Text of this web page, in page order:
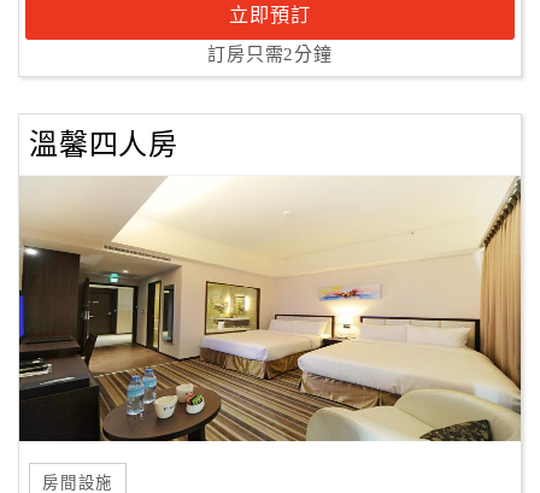
立即預訂
訂房只需2分鐘
溫馨四人房
房間設施